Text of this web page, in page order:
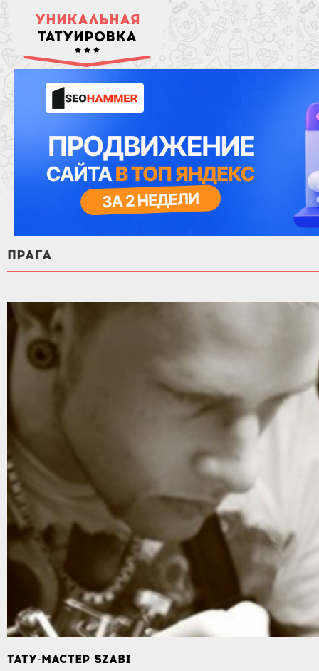
УНИКАЛЬНАЯ
ТАТУИРОВКА
ПРАГА
ТАТУ-МАСТЕР SZABI